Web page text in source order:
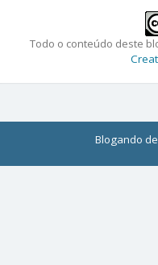
Todo o conteúdo deste
Blogando